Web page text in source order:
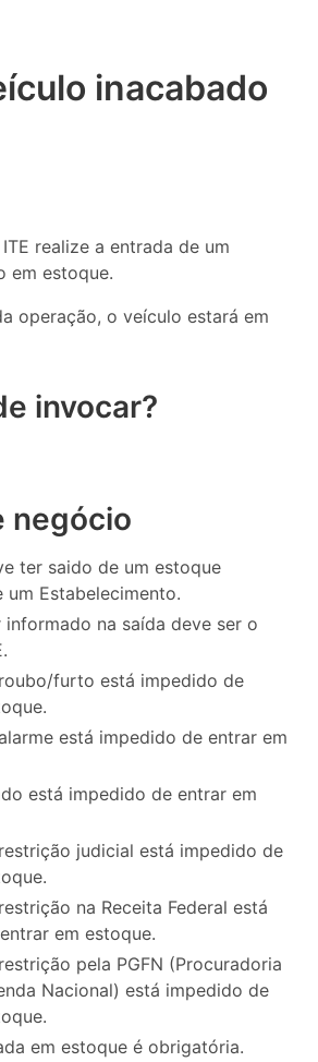
inacabado
realize a entrada de um
em estoque.
operação, o veículo estará em
invocar?
negócio
ter saido de um estoque
um Estabelecimento.
informado na saída deve ser o
furto está impedido de
está impedido de entrar em
está impedido de entrar em
judicial está impedido de
na Receita Federal está
em estoque.
pela PGFN (Procuradoria
Nacional) está impedido de
em estoque é obrigatória.